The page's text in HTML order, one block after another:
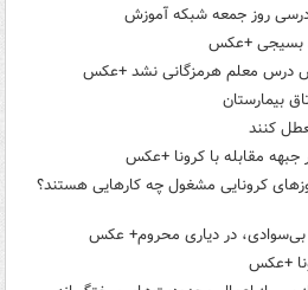
درسی روز جمعه شبکه آموزش
بسیجی +عکس
درس معلم هرمزگانی نشد +عکس
بیمارستان
کنند
مقابله با کرونا +عکس
کرونایی مشغول چه کارهایی هستند؟
در دیاری محروم+ عکس
+عکس